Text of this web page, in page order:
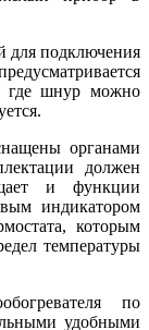
для подключения
где шнур можно
органами
должен
и функции
индикатором
которым
температуры
по
удобными